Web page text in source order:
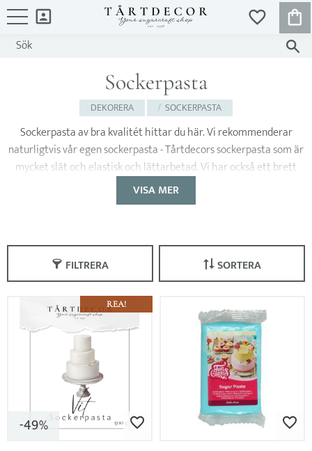
FAVORITER
Sockerpasta
DEKORERA SOCKERPASTA
Sockerpastaav bra kvalitét hittar du här. Vi rekommenderar
naturligtvis vår egen sockerpasta -Tårtdecors sockerpastasom är
mycket slät och elastisk och lättarbetad. Vi har också ett brett
utbud av FunCakes sockerpastor
VISA MER
FILTRERA SORTERA
Lägg till i favoriter
49%
REA!
Lägg till i